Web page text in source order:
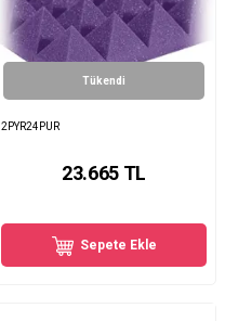
Tükendi
2PYR24PUR
23.665TL
Sepete Ekle